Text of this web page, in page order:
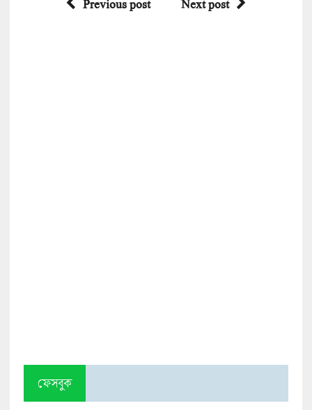
Previous post Next post
ফেসবুক